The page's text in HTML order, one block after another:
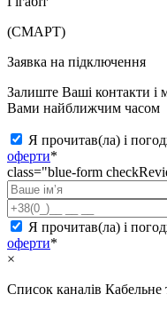
(СМАРТ)
Заявка на підключення
Залиште Ваші контакти і
Вами найближчим часом
Я прочитав(ла) і
оферти*
class="blue-form
Я прочитав(ла) і
оферти*
×
Список каналів Кабельне